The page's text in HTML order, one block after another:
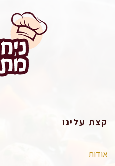
קצת עלינו
אודות